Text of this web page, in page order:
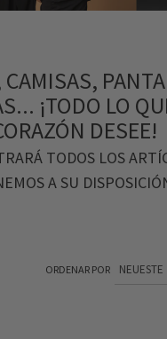
CAMISAS,
¡TODO LO
DESEE!
TODOS LOS
A SU
ORDENAR POR